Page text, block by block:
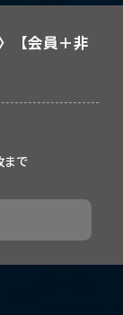
【会員＋非
まで